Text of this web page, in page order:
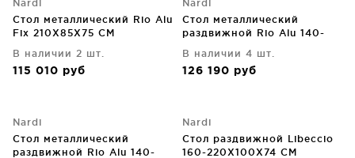
Nardi
Стол металлический Rio Alu
Fix 210X85X75 CM
В наличии 2 шт.
115 010 руб
Nardi
Стол металлический
раздвижной Rio Alu 140-
В наличии 4 шт.
126 190 руб
Nardi
Стол металлический
раздвижной Rio Alu 140-
Nardi
Стол раздвижной Libeccio
160-220X100X74 CM